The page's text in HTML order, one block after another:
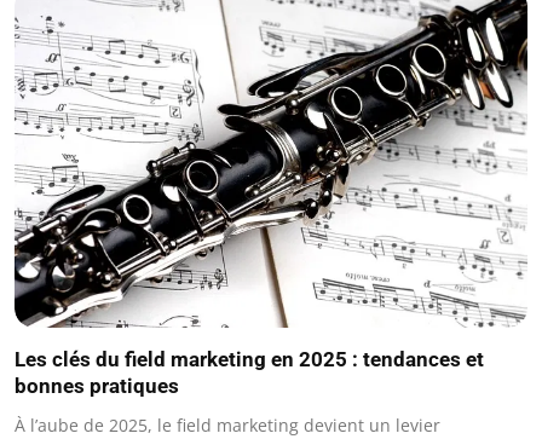
Les clés du field marketing en 2025 : tendances et
bonnes pratiques
À l’aube de 2025, le field marketing devient un levier